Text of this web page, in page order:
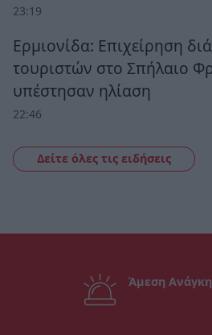
23:19
Ερμιονίδα: Επιχείρηση
τουριστών στο Σπήλαιο
υπέστησαν ηλίαση
22:46
Δείτε όλες τις ειδήσεις
Άμεση Ανάγκη